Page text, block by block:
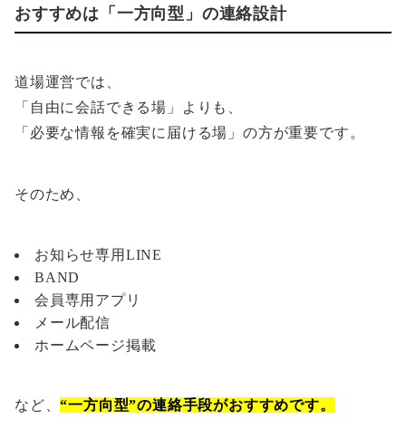
おすすめは「一方向型」の連絡設計
道場運営では、
「自由に会話できる場」よりも、
「必要な情報を確実に届ける場」の方が重要です。
そのため、
お知らせ専用LINE
BAND
会員専用アプリ
メール配信
ホームページ掲載
など、“一方向型”の連絡手段がおすすめです。